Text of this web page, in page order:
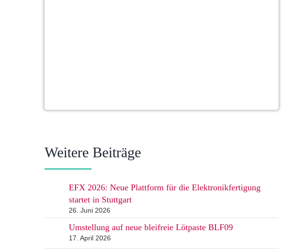
Weitere Beiträge
EFX 2026: Neue Plattform für die Elektronikfertigung
startet in Stuttgart
26. Juni 2026
Umstellung auf neue bleifreie Lötpaste BLF09
17. April 2026